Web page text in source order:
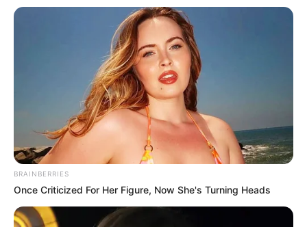
BRAINBERRIES
Once Criticized For Her Figure, Now She's Turning Heads